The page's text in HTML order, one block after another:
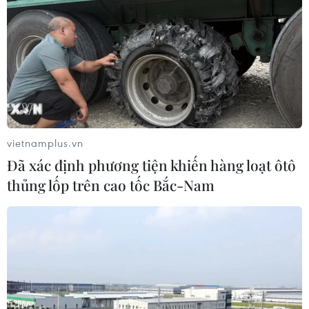
Algeria xây dựng cơ chế quốc gia
kiểm chứng thông tin nhằm chống
tin giả
26/07/2026 14:50
"Siêu quần thể" cá voi lưng gù đối
mặt rủi ro hàng hải
26/07/2026 10:27
"Cửa ngõ" để Việt Nam tiến vào thị
vietnamplus.vn
Đã xác định phương tiện khiến hàng loạt ôtô
thủng lốp trên cao tốc Bắc-Nam